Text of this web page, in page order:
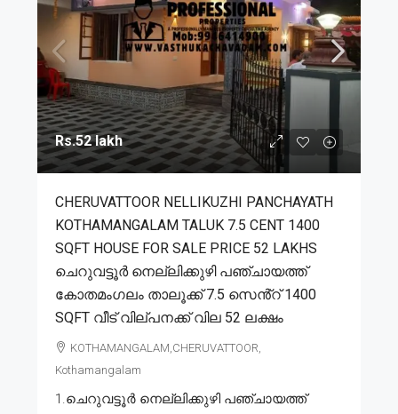
Rs.52 lakh
CHERUVATTOOR NELLIKUZHI PANCHAYATH
KOTHAMANGALAM TALUK 7.5 CENT 1400
SQFT HOUSE FOR SALE PRICE 52 LAKHS
ചെറുവട്ടൂർ നെല്ലിക്കുഴി പഞ്ചായത്ത്
കോതമംഗലം താലൂക്ക് 7.5 സെൻ്റ് 1400
SQFT വീട് വില്പനക്ക് വില 52 ലക്ഷം
KOTHAMANGALAM,CHERUVATTOOR,
Kothamangalam
1.ചെറുവട്ടൂർ നെല്ലിക്കുഴി പഞ്ചായത്ത്